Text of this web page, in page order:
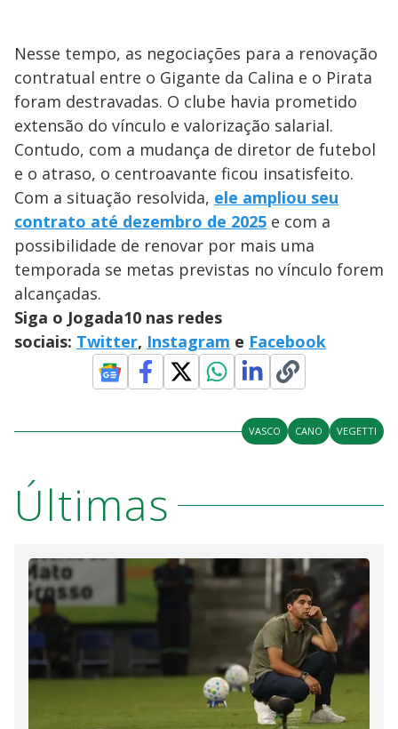
Nesse tempo, as negociações para a renovação
contratual entre o Gigante da Calina e o Pirata
foram destravadas. O clube havia prometido
extensão do vínculo e valorização salarial.
Contudo, com a mudança de diretor de futebol
e o atraso, o centroavante ficou insatisfeito.
Com a situação resolvida, ele ampliou seu
contrato até dezembro de 2025 e com a
possibilidade de renovar por mais uma
temporada se metas previstas no vínculo forem
alcançadas.
Siga o Jogada10 nas redes
sociais: Twitter, Instagram e Facebook
VASCO CANO VEGETTI
Últimas